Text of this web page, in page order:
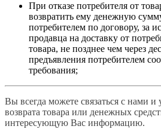
При отказе потребителя от
возвратить ему денежную
потребителем по договору, за
продавца на доставку от
товара, не позднее чем через
предъявления потребителем
требования;
Вы всегда можете связаться с нами и
возврата товара или денежных
интересующую Вас информацию.